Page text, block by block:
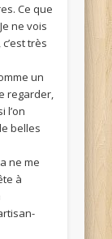
Ce que
ne vois
très
un
regarder,
l’on
belles
ne me
à